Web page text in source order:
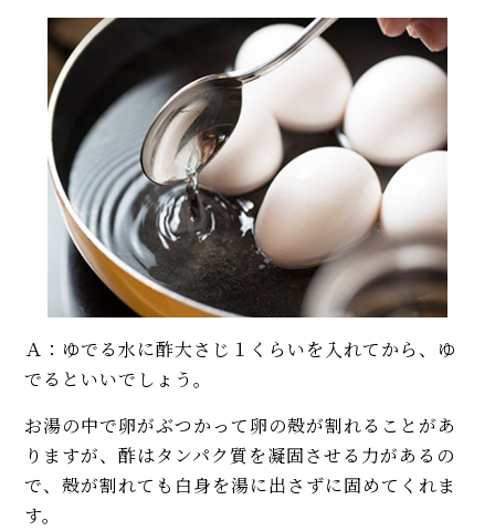
Ａ：ゆでる水に酢大さじ１くらいを入れてから、ゆ
でるといいでしょう。
お湯の中で卵がぶつかって卵の殻が割れることがあ
りますが、酢はタンパク質を凝固させる力があるの
で、殻が割れても白身を湯に出さずに固めてくれま
す。